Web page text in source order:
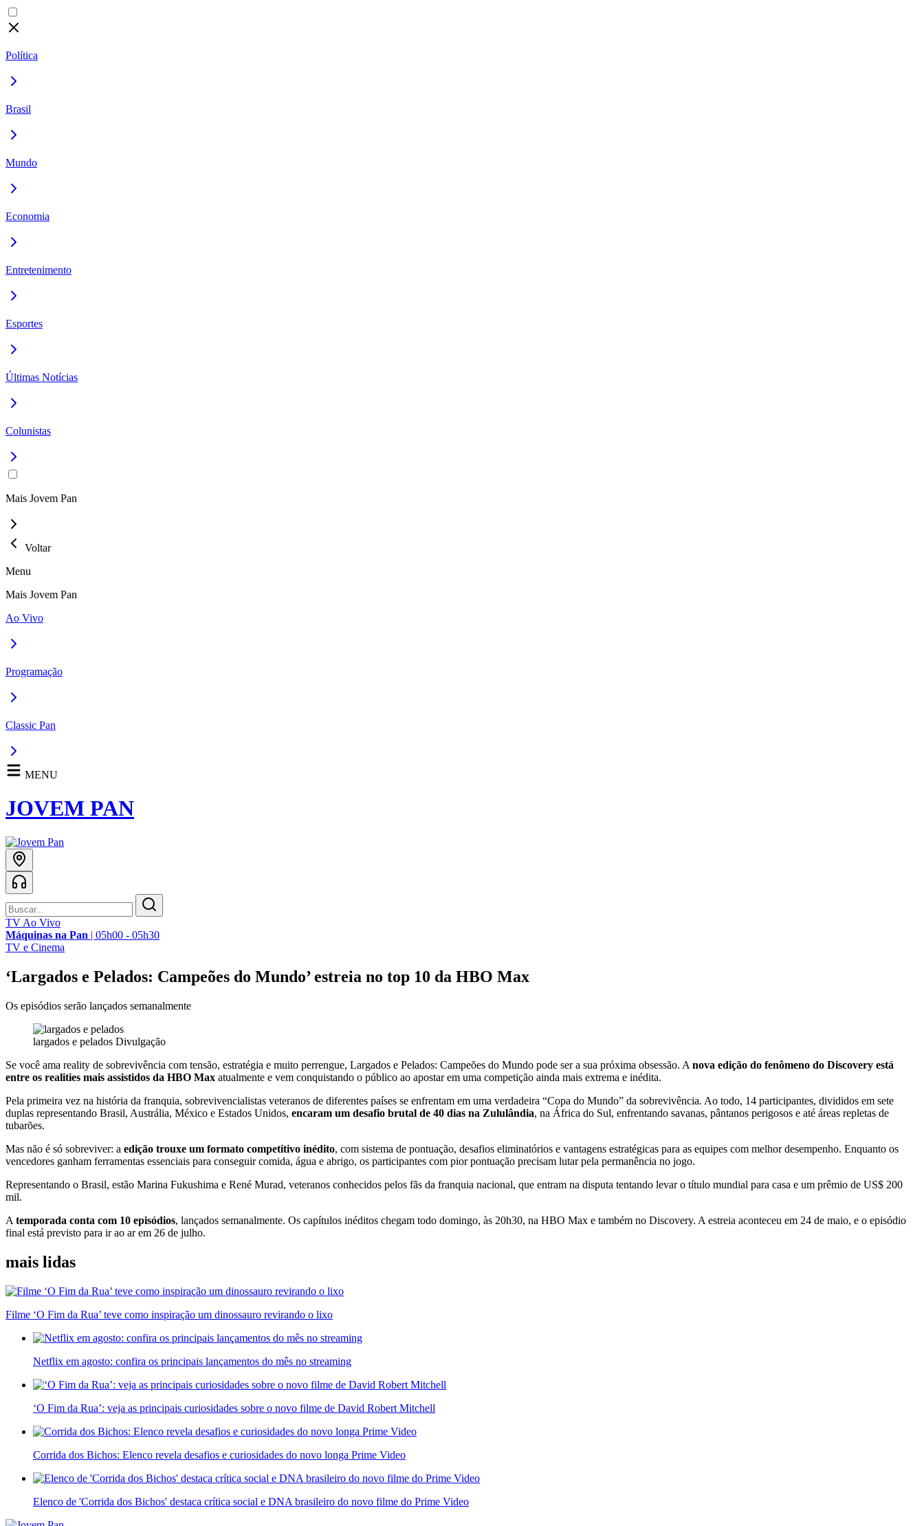
Política
Brasil
Mundo
Economia
Entretenimento
Esportes
Últimas Notícias
Colunistas
Mais Jovem Pan
Voltar
Menu
Mais Jovem Pan
Ao Vivo
Programação
Classic Pan
MENU
JOVEM PAN
TV Ao Vivo
Máquinas na Pan | 05h00 - 05h30
TV e Cinema
‘Largados e Pelados: Campeões do Mundo’ estreia no top 10 da HBO Max
Os episódios serão lançados semanalmente
largados e pelados Divulgação
Se você ama reality de sobrevivência com tensão, estratégia e muito perrengue, Largados e Pelados: Campeões do Mundo pode ser a sua próxima obsessão. A nova edição do fenômeno do Discovery está
entre os realities mais assistidos da HBO Max atualmente e vem conquistando o público ao apostar em uma competição ainda mais extrema e inédita.
Pela primeira vez na história da franquia, sobrevivencialistas veteranos de diferentes países se enfrentam em uma verdadeira “Copa do Mundo” da sobrevivência. Ao todo, 14 participantes, divididos em sete
duplas representando Brasil, Austrália, México e Estados Unidos, encaram um desafio brutal de 40 dias na Zululândia, na África do Sul, enfrentando savanas, pântanos perigosos e até áreas repletas de
tubarões.
Mas não é só sobreviver: a edição trouxe um formato competitivo inédito, com sistema de pontuação, desafios eliminatórios e vantagens estratégicas para as equipes com melhor desempenho. Enquanto os
vencedores ganham ferramentas essenciais para conseguir comida, água e abrigo, os participantes com pior pontuação precisam lutar pela permanência no jogo.
Representando o Brasil, estão Marina Fukushima e René Murad, veteranos conhecidos pelos fãs da franquia nacional, que entram na disputa tentando levar o título mundial para casa e um prêmio de US$ 200
mil.
A temporada conta com 10 episódios, lançados semanalmente. Os capítulos inéditos chegam todo domingo, às 20h30, na HBO Max e também no Discovery. A estreia aconteceu em 24 de maio, e o episódio
final está previsto para ir ao ar em 26 de julho.
mais lidas
Filme ‘O Fim da Rua’ teve como inspiração um dinossauro revirando o lixo
Netflix em agosto: confira os principais lançamentos do mês no streaming
‘O Fim da Rua’: veja as principais curiosidades sobre o novo filme de David Robert Mitchell
Corrida dos Bichos: Elenco revela desafios e curiosidades do novo longa Prime Video
Elenco de 'Corrida dos Bichos' destaca crítica social e DNA brasileiro do novo filme do Prime Video